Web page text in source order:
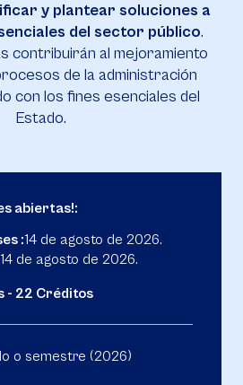
y plantear soluciones a
del sector público.
contribuirán al mejoramiento
de la administración
con los fines esenciales del
Estado.
abiertas!:
:14 de agosto de 2026.
de agosto de 2026.
- 22 Créditos
o semestre (2026)